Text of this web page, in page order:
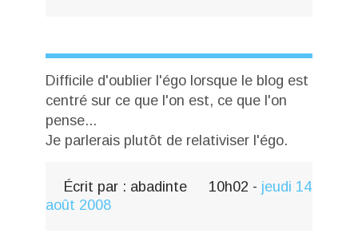
Difficile d'oublier l'égo lorsque le blog est
centré sur ce que l'on est, ce que l'on
pense...
Je parlerais plutôt de relativiser l'égo.
Écrit par : abadinte 10h02 - jeudi 14
août 2008